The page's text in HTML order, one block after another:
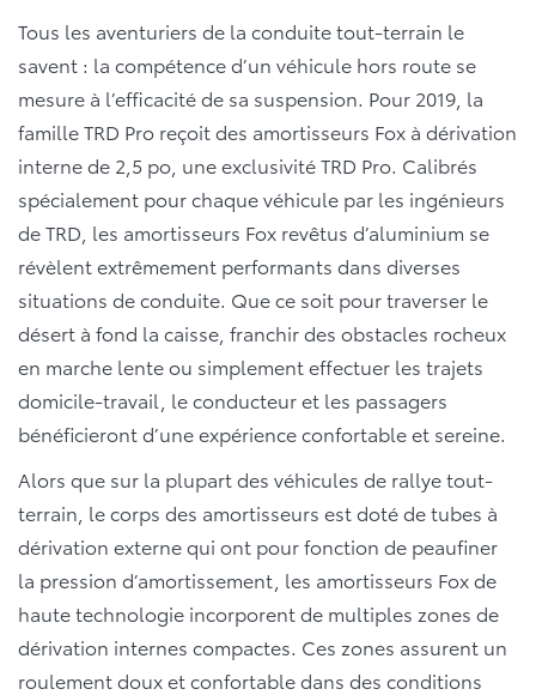
Tous les aventuriers de la conduite tout-terrain le
savent : la compétence d’un véhicule hors route se
mesure à l’efficacité de sa suspension. Pour 2019, la
famille TRD Pro reçoit des amortisseurs Fox à dérivation
interne de 2,5 po, une exclusivité TRD Pro. Calibrés
spécialement pour chaque véhicule par les ingénieurs
de TRD, les amortisseurs Fox revêtus d’aluminium se
révèlent extrêmement performants dans diverses
situations de conduite. Que ce soit pour traverser le
désert à fond la caisse, franchir des obstacles rocheux
en marche lente ou simplement effectuer les trajets
domicile-travail, le conducteur et les passagers
bénéficieront d’une expérience confortable et sereine.
Alors que sur la plupart des véhicules de rallye tout-
terrain, le corps des amortisseurs est doté de tubes à
dérivation externe qui ont pour fonction de peaufiner
la pression d’amortissement, les amortisseurs Fox de
haute technologie incorporent de multiples zones de
dérivation internes compactes. Ces zones assurent un
roulement doux et confortable dans des conditions